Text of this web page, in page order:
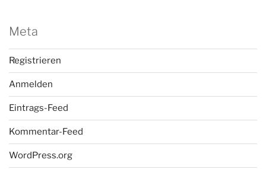
Meta
Registrieren
Anmelden
Eintrags-Feed
Kommentar-Feed
WordPress.org